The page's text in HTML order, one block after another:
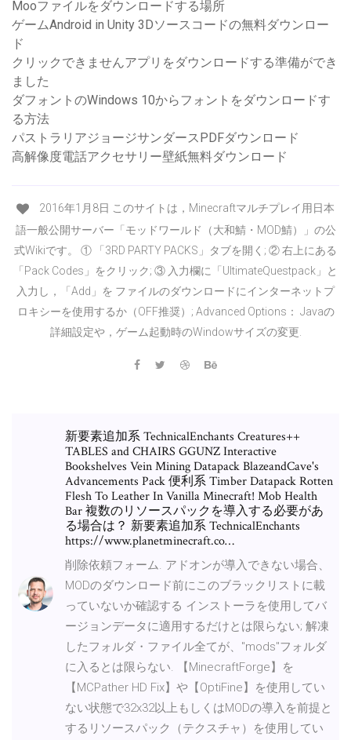
Mooファイルをダウンロードする場所
ゲームAndroid in Unity 3Dソースコードの無料ダウンロー
ド
クリックできませんアプリをダウンロードする準備ができ
ました
ダフォントのWindows 10からフォントをダウンロードす
る方法
パストラリアジョージサンダースPDFダウンロード
高解像度電話アクセサリー壁紙無料ダウンロード
2016年1月8日 このサイトは，Minecraftマルチプレイ用日本
語一般公開サーバー「モッドワールド（大和鯖・MOD鯖）」の公
式Wikiです。 ① 「3RD PARTY PACKS」タブを開く; ② 右上にある
「Pack Codes」をクリック; ③ 入力欄に「UltimateQuestpack」と
入力し，「Add」を ファイルのダウンロードにインターネットプ
ロキシーを使用するか（OFF推奨）; Advanced Options： Javaの
詳細設定や，ゲーム起動時のWindowサイズの変更.
新要素追加系 TechnicalEnchants Creatures++
TABLES and CHAIRS GGUNZ Interactive
Bookshelves Vein Mining Datapack BlazeandCave's
Advancements Pack 便利系 Timber Datapack Rotten
Flesh To Leather In Vanilla Minecraft! Mob Health
Bar 複数のリソースパックを導入する必要があ
る場合は？ 新要素追加系 TechnicalEnchants
https://www.planetminecraft.co…
削除依頼フォーム. アドオンが導入できない場合、
MODのダウンロード前にこのブラックリストに載
っていないか確認する インストーラを使用してバ
ージョンデータに適用するだけとは限らない; 解凍
したフォルダ・ファイル全てが、"mods"フォルダ
に入るとは限らない. 【MinecraftForge】を
【MCPather HD Fix】や【OptiFine】を使用してい
ない状態で32x32以上もしくはMODの導入を前提と
するリソースパック（テクスチャ）を使用してい